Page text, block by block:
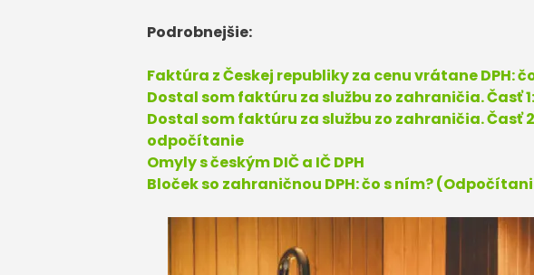
Podrobnejšie:
Faktúra z Českej republiky za cenu vrátane DPH:
Dostal som faktúru za službu zo zahraničia. Časť
Dostal som faktúru za službu zo zahraničia. Časť
odpočítanie
Omyly s českým DIČ a IČ DPH
Bloček so zahraničnou DPH: čo s ním?